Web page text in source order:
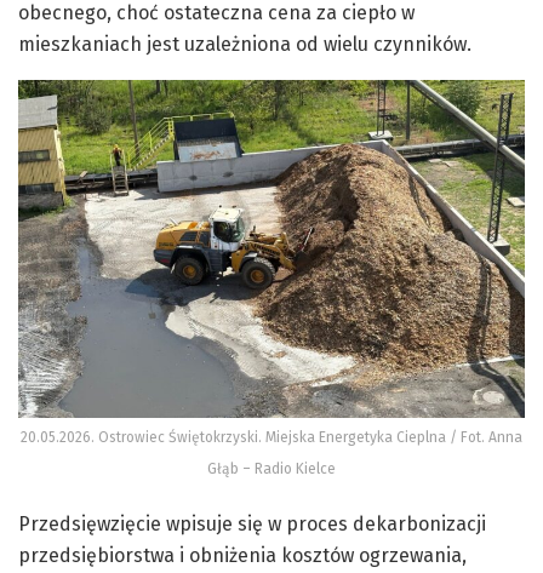
obecnego, choć ostateczna cena za ciepło w
mieszkaniach jest uzależniona od wielu czynników.
20.05.2026. Ostrowiec Świętokrzyski. Miejska Energetyka Cieplna / Fot. Anna
Głąb – Radio Kielce
Przedsięwzięcie wpisuje się w proces dekarbonizacji
przedsiębiorstwa i obniżenia kosztów ogrzewania,